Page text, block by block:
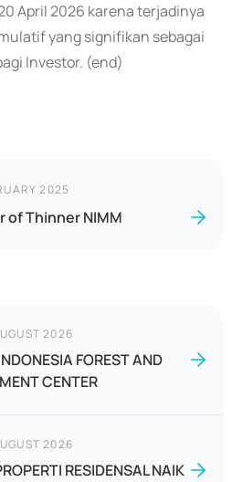
April 2026 karena terjadinya
yang signifikan sebagai
Investor. (end)
2025
of Thinner NIMM
2026
FOREST AND
CENTER
2026
RESIDENSAL NAIK